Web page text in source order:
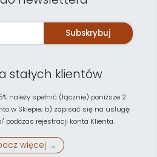
Subskrybuj
stałych klientów
należy spełnić (łącznie) poniższe 2
w Sklepie; b) zapisać się na usługę
podczas rejestracji konta Klienta.
więcej →